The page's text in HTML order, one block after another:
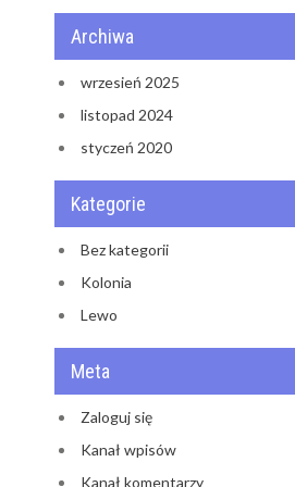
Archiwa
wrzesień 2025
listopad 2024
styczeń 2020
Kategorie
Bez kategorii
Kolonia
Lewo
Meta
Zaloguj się
Kanał wpisów
Kanał komentarzy